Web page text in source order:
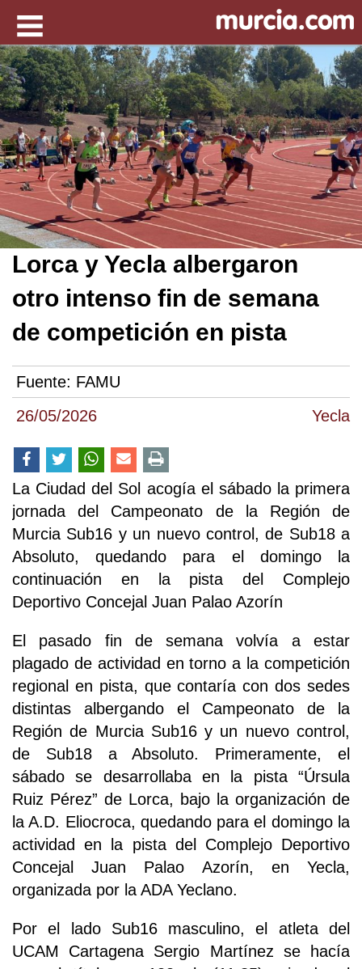
26/05/2026 Yecla
Lorca y Yecla albergaron
otro intenso fin de semana
de competición en pista
Fuente: FAMU
La Ciudad del Sol acogía el sábado la primera
jornada del Campeonato de la Región de
Murcia Sub16 y un nuevo control, de Sub18 a
Absoluto, quedando para el domingo la
continuación en la pista del Complejo
Deportivo Concejal Juan Palao Azorín
El pasado fin de semana volvía a estar
plagado de actividad en torno a la competición
regional en pista, que contaría con dos sedes
distintas albergando el Campeonato de la
Región de Murcia Sub16 y un nuevo control,
de Sub18 a Absoluto. Primeramente, el
sábado se desarrollaba en la pista “Úrsula
Ruiz Pérez” de Lorca, bajo la organización de
la A.D. Eliocroca, quedando para el domingo la
actividad en la pista del Complejo Deportivo
Concejal Juan Palao Azorín, en Yecla,
organizada por la ADA Yeclano.
Por el lado Sub16 masculino, el atleta del
UCAM Cartagena Sergio Martínez se hacía